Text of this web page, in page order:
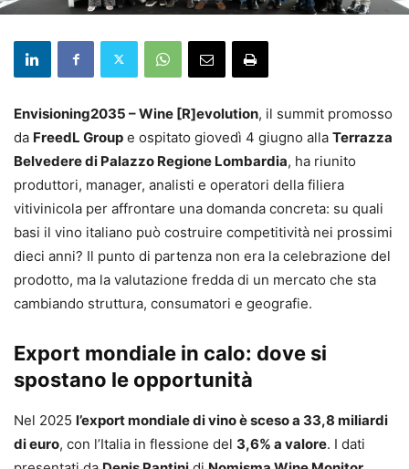
Envisioning2035 – Wine [R]evolution, il summit promosso
da FreedL Group e ospitato giovedì 4 giugno alla Terrazza
Belvedere di Palazzo Regione Lombardia, ha riunito
produttori, manager, analisti e operatori della filiera
vitivinicola per affrontare una domanda concreta: su quali
basi il vino italiano può costruire competitività nei prossimi
dieci anni? Il punto di partenza non era la celebrazione del
prodotto, ma la valutazione fredda di un mercato che sta
cambiando struttura, consumatori e geografie.
Export mondiale in calo: dove si
spostano le opportunità
Nel 2025 l’export mondiale di vino è sceso a 33,8 miliardi
di euro, con l’Italia in flessione del 3,6% a valore. I dati